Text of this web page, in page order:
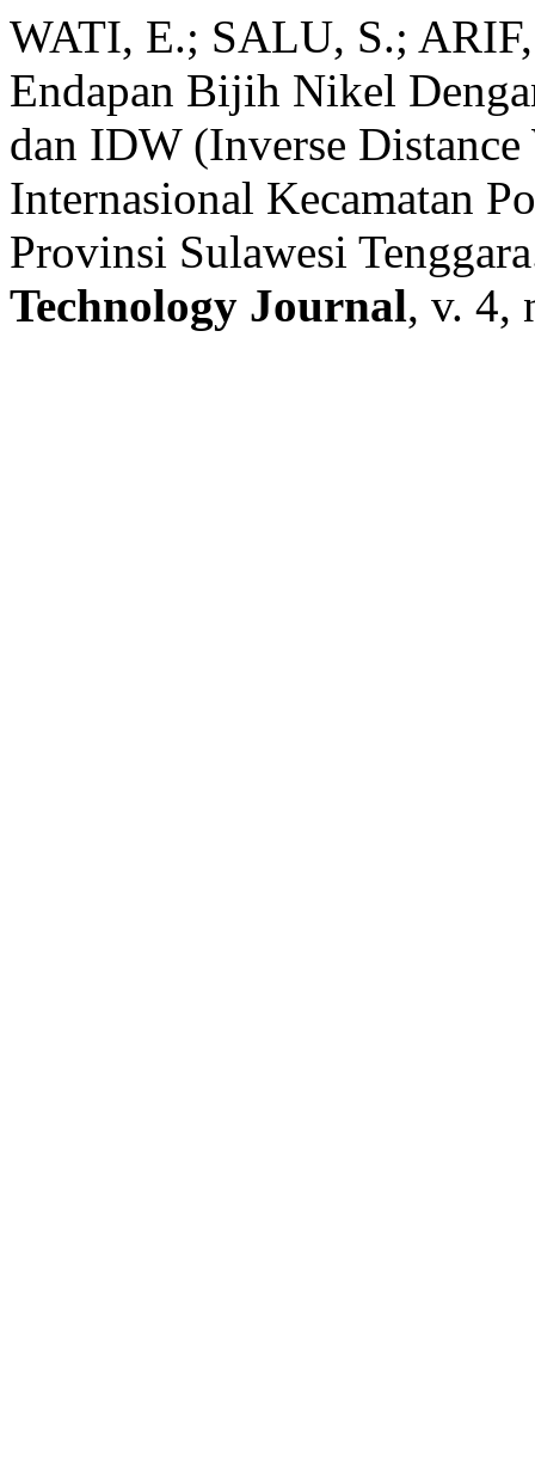
WATI, E.; SALU, S.;
Endapan Bijih Nikel
dan IDW (Inverse
Internasional Kecamatan
Provinsi Sulawesi
Technology Journal, v. 4,